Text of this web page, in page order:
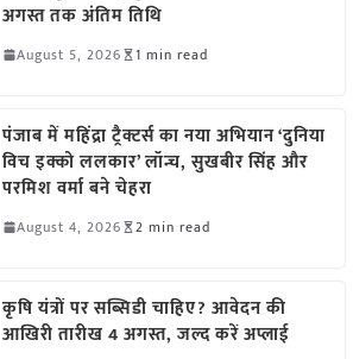
अगस्त तक अंतिम तिथि
August 5, 2026 1 min read
पंजाब में महिंद्रा ट्रैक्टर्स का नया अभियान ‘दुनिया
विच इक्को ललकार’ लॉन्च, सुखबीर सिंह और
परमिश वर्मा बने चेहरा
August 4, 2026 2 min read
कृषि यंत्रों पर सब्सिडी चाहिए? आवेदन की
आखिरी तारीख 4 अगस्त, जल्द करें अप्लाई